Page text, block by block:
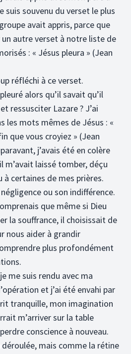
suis souvenu du verset le plus
avait appris, parce que
autre verset à notre liste de
: « Jésus pleura » (Jean
réfléchi à ce verset.
alors qu’il savait qu’il
ressusciter Lazare ? J’ai
les mots mêmes de Jésus : «
que vous croyiez » (Jean
j’avais été en colère
m’avait laissé tomber, déçu
à certaines de mes prières.
ou son indifférence.
que même si Dieu
la souffrance, il choisissait de
nous aider à grandir
plus profondément
me suis rendu avec ma
et j’ai été envahi par
tranquille, mon imagination
m’arriver sur la table
conscience à nouveau.
déroulée, mais comme la rétine